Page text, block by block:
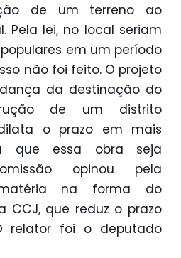
de um terreno ao
Pela lei, no local seriam
em um período
não foi feito. O projeto
da destinação do
de um distrito
o prazo em mais
que essa obra seja
opinou pela
na forma do
CCJ, que reduz o prazo
relator foi o deputado